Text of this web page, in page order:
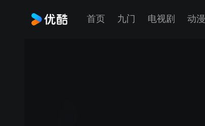
首页 九门 电视剧 动漫